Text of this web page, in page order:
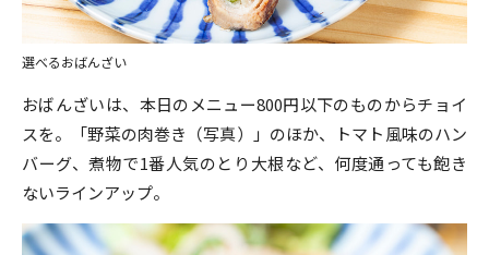
選べるおばんざい
おばんざいは、本日のメニュー800円以下のものからチョイ
スを。「野菜の肉巻き（写真）」のほか、トマト風味のハン
バーグ、煮物で1番人気のとり大根など、何度通っても飽き
ないラインアップ。